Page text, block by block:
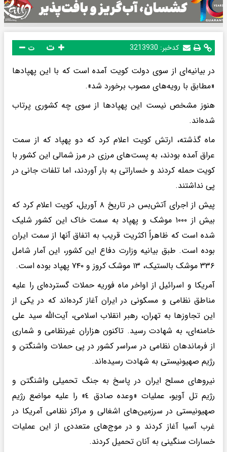
کدخبر: 3213930 ت
در بیانیه‌ای از سوی دولت کویت آمده است که با این پهپادها
«مطابق با رویه‌های مصوب برخورد شد».
هنوز مشخص نیست این پهپادها از سوی چه کشوری پرتاب
شده‌اند.
ماه گذشته، ارتش کویت اعلام کرد که دو پهپاد که از سمت
عراق آمده بودند، به پست‌های مرزی در مرز شمالی این کشور با
کویت حمله کردند و خساراتی به بار آوردند، اما تلفات جانی در
پی نداشتند.
پیش از اجرای آتش‌بس در تاریخ ۸ آوریل، کویت اعلام کرد که
بیش از ۱۰۰۰ موشک و پهپاد به سمت خاک این کشور شلیک
شده است که ظاهراً اکثریت قریب به اتفاق آنها از سمت ایران
بوده است. طبق بیانیه وزارت‌ دفاع این کشور، این آمار شامل
۳۳۶ موشک بالستیک، ۱۳ موشک کروز و ۷۴۰ پهپاد بوده است.
آمریکا و اسرائیل از اواخر ماه فوریه حملات گسترده‌ای را علیه
مناطق نظامی و مسکونی در ایران آغاز کرده‌اند که در یکی از
این تجاوزها به تهران، رهبر انقلاب اسلامی، آیت‌الله سید علی
خامنه‌ای، به شهادت رسید. تاکنون هزاران غیرنظامی و شماری
از فرماندهان نظامی در سراسر کشور در پی حملات واشنگتن و
رژیم صهیونیستی به شهادت رسیده‌اند.
نیروهای مسلح ایران در پاسخ به جنگ تحمیلی واشنگتن و
رژیم تل آویو، عملیات «وعده صادق ٤» را علیه مواضع رژیم
صهیونیستی در سرزمین‌های اشغالی و مراکز نظامی آمریکا در
غرب آسیا آغاز کردند و در موج‌های متعددی از این عملیات
خسارات سنگینی به آنان تحمیل کردند.